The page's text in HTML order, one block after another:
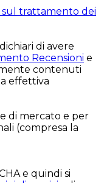
trattamento dei
di avere
Recensioni e
contenuti
effettiva
di mercato e per
(compresa la
e quindi si